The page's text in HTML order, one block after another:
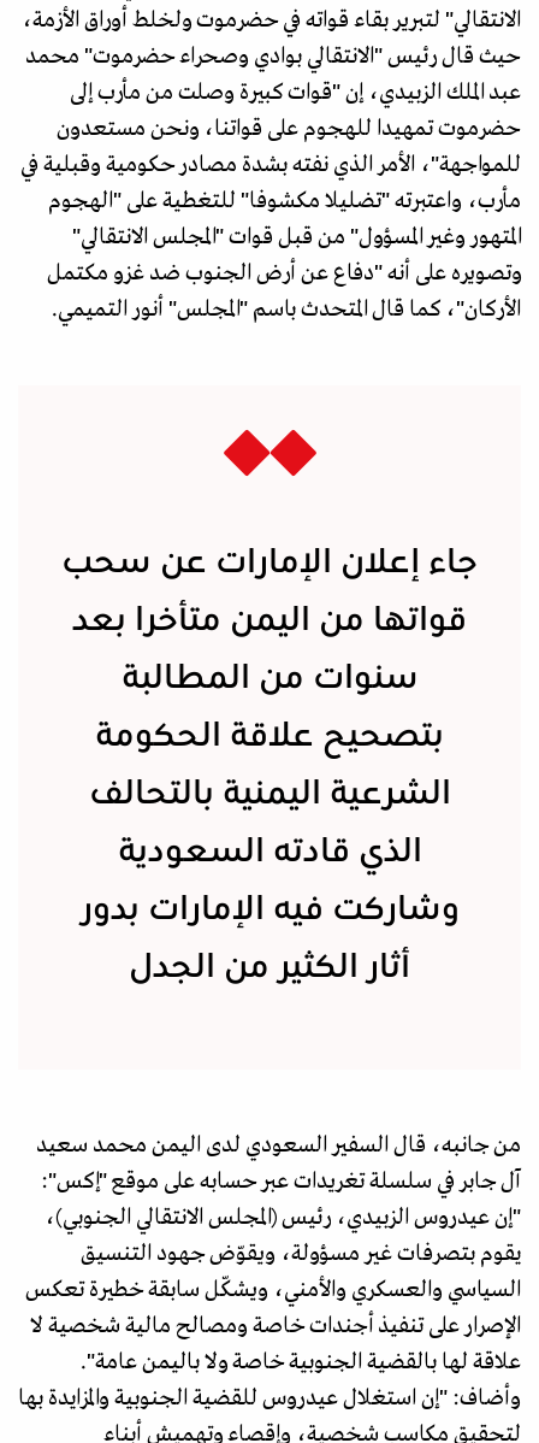
الانتقالي" لتبرير بقاء قواته في حضرموت ولخلط أوراق الأزمة،
حيث قال ‏رئيس "الانتقالي بوادي وصحراء حضرموت" محمد
عبد الملك الزبيدي، إن "قوات كبيرة وصلت من مأرب إلى
حضرموت تمهيدا للهجوم على قواتنا، ونحن مستعدون
للمواجهة"، الأمر الذي نفته بشدة مصادر حكومية وقبلية في
مأرب، واعتبرته "تضليلا مكشوفا" للتغطية على "الهجوم
المتهور وغير المسؤول" من قبل قوات "المجلس الانتقالي"
وتصويره على أنه "دفاع عن أرض الجنوب ضد غزو مكتمل
الأركان"، كما قال المتحدث باسم "المجلس" أنور التميمي.
جاء إعلان الإمارات عن سحب
قواتها من اليمن متأخرا بعد
سنوات من المطالبة
بتصحيح علاقة الحكومة
الشرعية اليمنية بالتحالف
الذي قادته السعودية
وشاركت فيه الإمارات بدور
أثار الكثير من الجدل
من جانبه، قال السفير السعودي لدى اليمن محمد سعيد
آل جابر في سلسلة تغريدات عبر حسابه على موقع "إكس":
"إن عيدروس الزبيدي، رئيس (المجلس الانتقالي الجنوبي)،
يقوم بتصرفات غير مسؤولة، ويقوّض جهود التنسيق
السياسي والعسكري والأمني، ويشكّل سابقة خطيرة تعكس
الإصرار على تنفيذ أجندات خاصة ومصالح مالية شخصية لا
علاقة لها بالقضية الجنوبية خاصة ولا باليمن عامة".
وأضاف: "إن استغلال عيدروس للقضية الجنوبية والمزايدة بها
لتحقيق مكاسب شخصية، وإقصاء وتهميش أبناء